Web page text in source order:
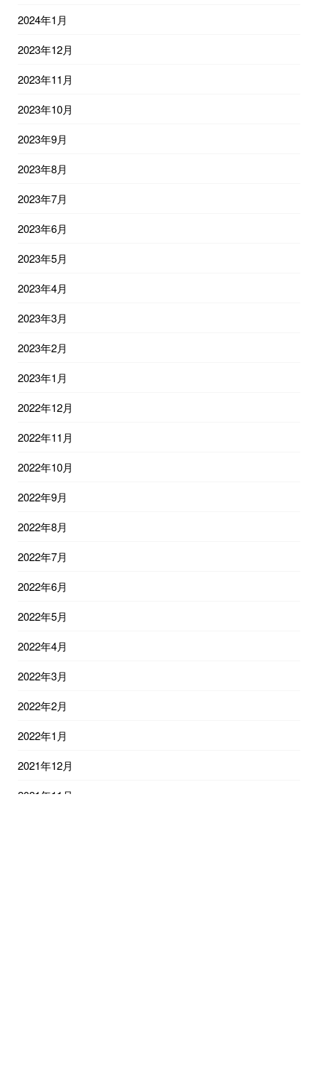
2024年1月
2023年12月
2023年11月
2023年10月
2023年9月
2023年8月
2023年7月
2023年6月
2023年5月
2023年4月
2023年3月
2023年2月
2023年1月
2022年12月
2022年11月
2022年10月
2022年9月
2022年8月
2022年7月
2022年6月
2022年5月
2022年4月
2022年3月
2022年2月
2022年1月
2021年12月
2021年11月